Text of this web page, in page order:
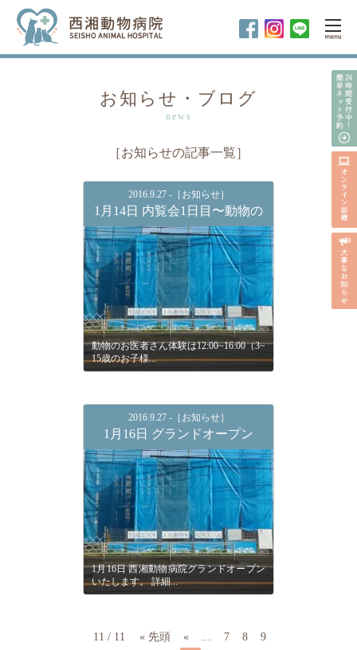
お知らせ・ブログ
news
［お知らせの記事一覧］
2016.9.27 -［お知らせ］
1月14日 内覧会1日目〜動物の
動物のお医者さん体験は12:00~16:00（3~
15歳のお子様...
2016.9.27 -［お知らせ］
1月16日 グランドオープン
1月16日 西湘動物病院グランドオープン
いたします。 詳細...
11 / 11 « 先頭 « ... 7 8
9